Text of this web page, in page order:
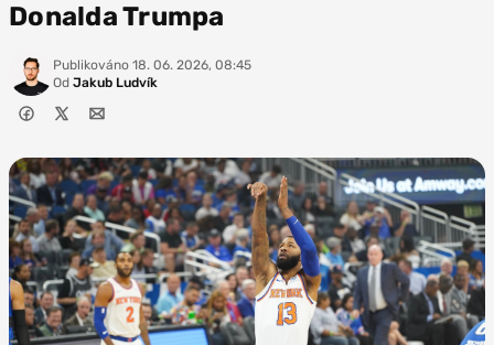
Donalda Trumpa
Publikováno 18. 06. 2026, 08:45
Od Jakub Ludvík